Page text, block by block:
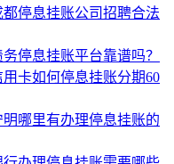
停息挂账公司招聘合法
停息挂账平台靠谱吗？
卡如何停息挂账分期60
哪里有办理停息挂账的